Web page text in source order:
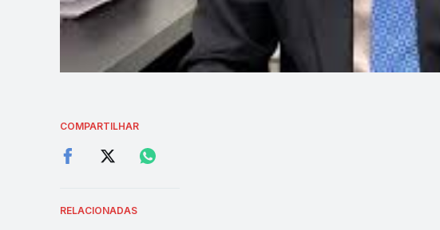
COMPARTILHAR
RELACIONADAS